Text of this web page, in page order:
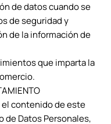
de datos cuando se
de seguridad y
de la información de
que imparta la
el contenido de este
de Datos Personales,